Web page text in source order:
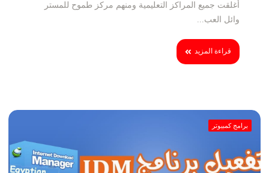
أغلقت جميع المراكز التعليمية ومنهم مركز طموح للمستر
وائل العب...
قراءة المزيد
برامج كمبيوتر